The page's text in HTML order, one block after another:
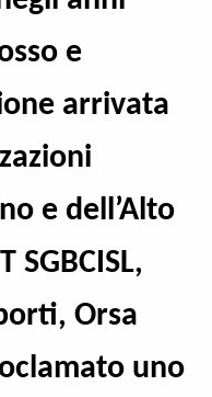
e
arrivata
e dell’Alto
SGBCISL,
Orsa
uno